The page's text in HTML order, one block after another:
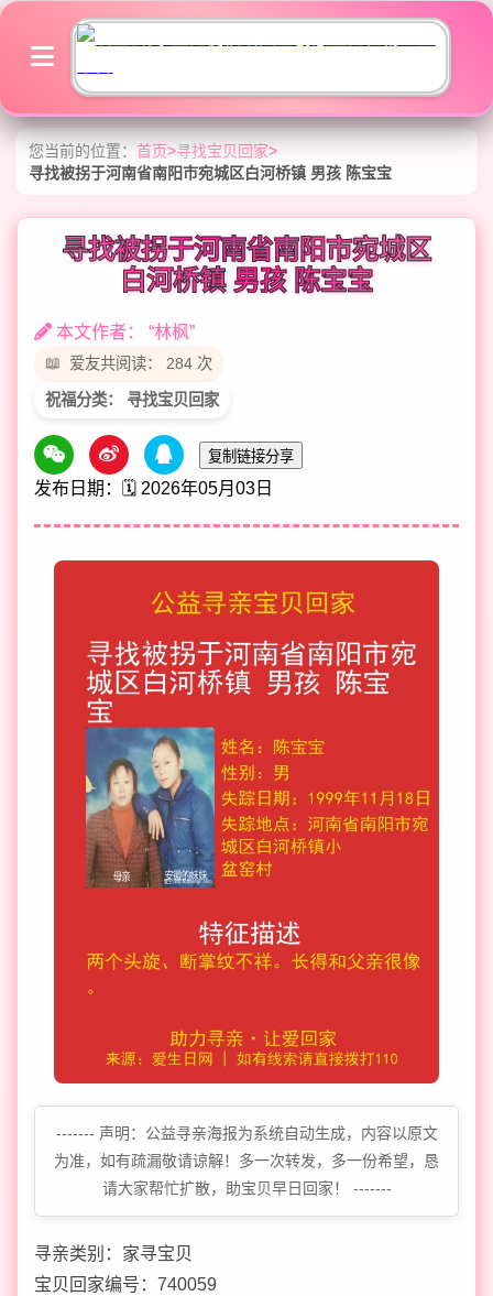
您当前的位置：首页>寻找宝贝回家>
寻找被拐于河南省南阳市宛城区白河桥镇 男孩 陈宝宝
寻找被拐于河南省南阳市宛城区
白河桥镇 男孩 陈宝宝
本文作者： “林枫”
爱友共阅读： 284 次
祝福分类： 寻找宝贝回家
复制链接分享
发布日期：🗓️ 2026年05月03日
------- 声明：公益寻亲海报为系统自动生成，内容以原文
为准，如有疏漏敬请谅解！多一次转发，多一份希望，恳
请大家帮忙扩散，助宝贝早日回家！ -------
寻亲类别：家寻宝贝
宝贝回家编号：740059